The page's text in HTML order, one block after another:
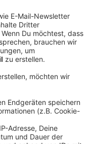
in Deutschland
hat uns Sänger
Es läuft eh gut für
hat ihre Single